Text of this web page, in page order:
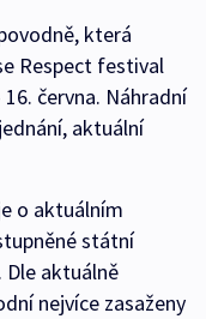
která
Respect festival
června. Náhradní
aktuální
o aktuálním
státní
Dle aktuálně
nejvíce zasaženy